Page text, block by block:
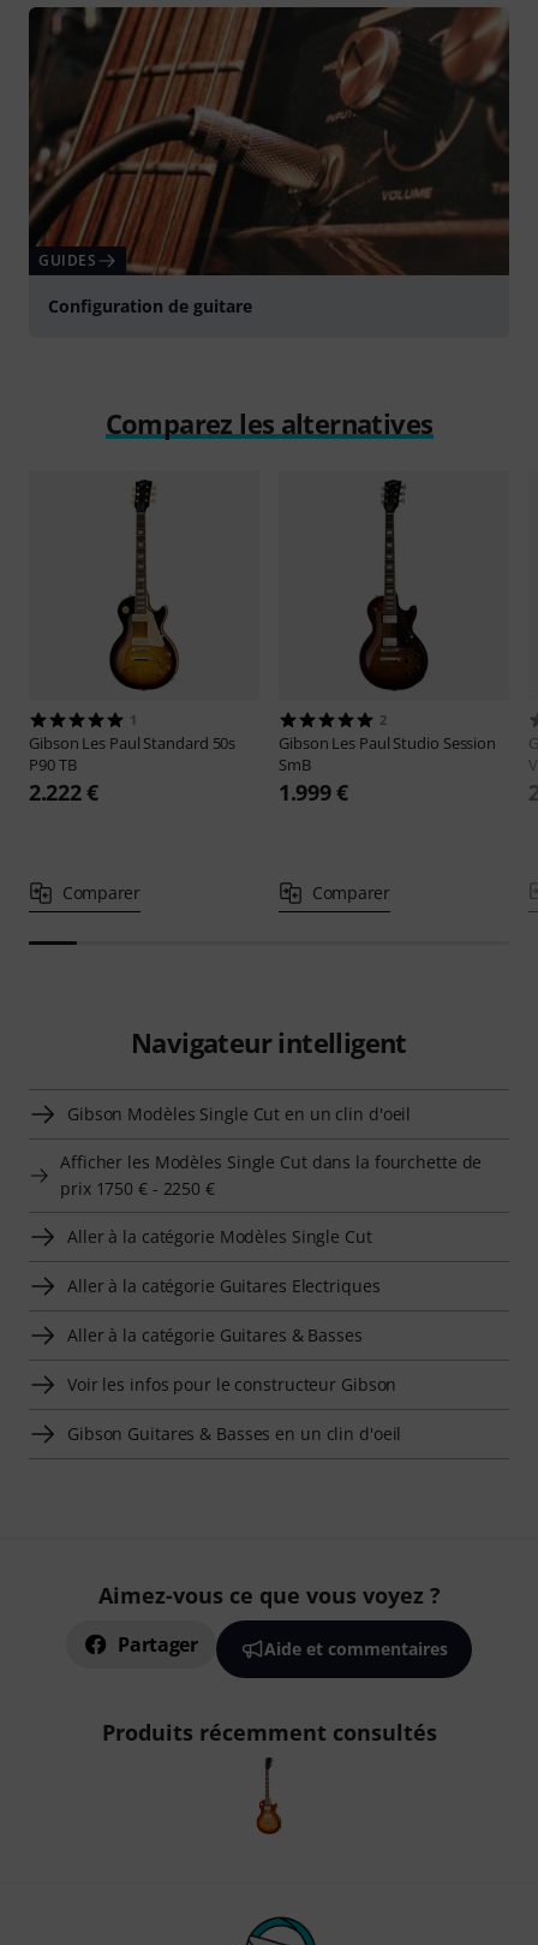
GUIDES
Configuration de guitare
Comparez les alternatives
1
Gibson Les Paul Standard 50s
P90 TB
2.222 €
Comparer
2
Gibson Les Paul Studio Session
SmB
1.999 €
Comparer
Navigateur intelligent
Gibson Modèles Single Cut en un clin d'oeil
Afficher les Modèles Single Cut dans la fourchette de
prix 1750 € - 2250 €
Aller à la catégorie Modèles Single Cut
Aller à la catégorie Guitares Electriques
Aller à la catégorie Guitares & Basses
Voir les infos pour le constructeur Gibson
Gibson Guitares & Basses en un clin d'oeil
Aimez-vous ce que vous voyez ?
Partager Aide et commentaires
Produits récemment consultés